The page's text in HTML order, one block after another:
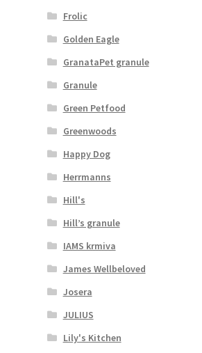
Frolic
Golden Eagle
GranataPet granule
Granule
Green Petfood
Greenwoods
Happy Dog
Herrmanns
Hill's
Hill’s granule
IAMS krmiva
James Wellbeloved
Josera
JULIUS
Lily's Kitchen